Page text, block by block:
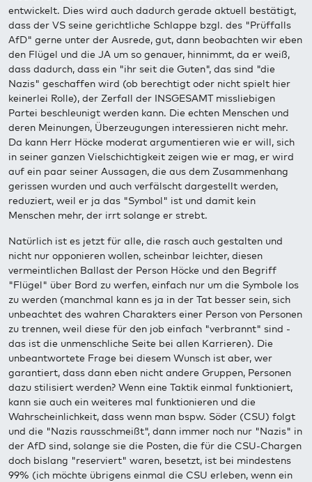
entwickelt. Dies wird auch dadurch gerade aktuell bestätigt,
dass der VS seine gerichtliche Schlappe bzgl. des "Prüffalls
AfD" gerne unter der Ausrede, gut, dann beobachten wir eben
den Flügel und die JA um so genauer, hinnimmt, da er weiß,
dass dadurch, dass ein "ihr seit die Guten", das sind "die
Nazis" geschaffen wird (ob berechtigt oder nicht spielt hier
keinerlei Rolle), der Zerfall der INSGESAMT missliebigen
Partei beschleunigt werden kann. Die echten Menschen und
deren Meinungen, Überzeugungen interessieren nicht mehr.
Da kann Herr Höcke moderat argumentieren wie er will, sich
in seiner ganzen Vielschichtigkeit zeigen wie er mag, er wird
auf ein paar seiner Aussagen, die aus dem Zusammenhang
gerissen wurden und auch verfälscht dargestellt werden,
reduziert, weil er ja das "Symbol" ist und damit kein
Menschen mehr, der irrt solange er strebt.
Natürlich ist es jetzt für alle, die rasch auch gestalten und
nicht nur opponieren wollen, scheinbar leichter, diesen
vermeintlichen Ballast der Person Höcke und den Begriff
"Flügel" über Bord zu werfen, einfach nur um die Symbole los
zu werden (manchmal kann es ja in der Tat besser sein, sich
unbeachtet des wahren Charakters einer Person von Personen
zu trennen, weil diese für den job einfach "verbrannt" sind -
das ist die unmenschliche Seite bei allen Karrieren). Die
unbeantwortete Frage bei diesem Wunsch ist aber, wer
garantiert, dass dann eben nicht andere Gruppen, Personen
dazu stilisiert werden? Wenn eine Taktik einmal funktioniert,
kann sie auch ein weiteres mal funktionieren und die
Wahrscheinlichkeit, dass wenn man bspw. Söder (CSU) folgt
und die "Nazis rausschmeißt", dann immer noch nur "Nazis" in
der AfD sind, solange sie die Posten, die für die CSU-Chargen
doch bislang "reserviert" waren, besetzt, ist bei mindestens
99% (ich möchte übrigens einmal die CSU erleben, wenn ein